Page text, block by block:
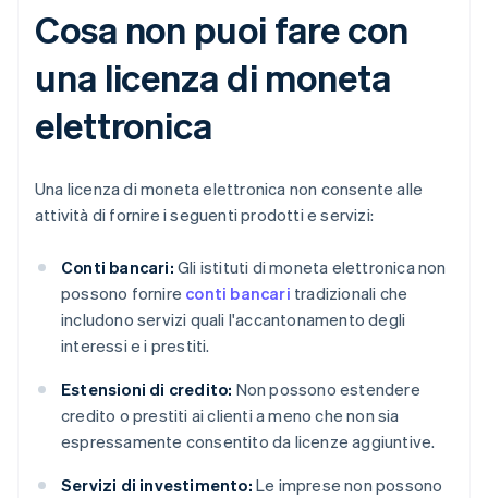
Cosa non puoi fare con
una licenza di moneta
elettronica
Una licenza di moneta elettronica non consente alle
attività di fornire i seguenti prodotti e servizi:
Conti bancari: Gli istituti di moneta elettronica non
possono fornire conti bancari tradizionali che
includono servizi quali l'accantonamento degli
interessi e i prestiti.
Estensioni di credito: Non possono estendere
credito o prestiti ai clienti a meno che non sia
espressamente consentito da licenze aggiuntive.
Servizi di investimento: Le imprese non possono